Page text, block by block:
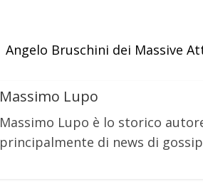
Angelo Bruschini dei Massive
Massimo Lupo
Massimo Lupo è lo storico
principalmente di news di